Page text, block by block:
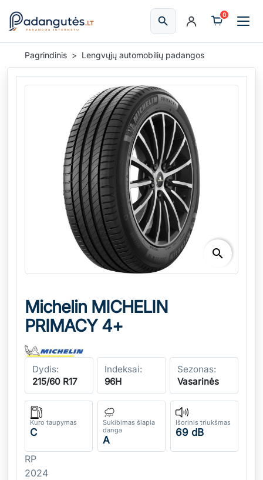
searchIeškoti
0
Pagrindinis Lengvųjų automobilių padangos
search
Michelin MICHELIN
PRIMACY 4+
Dydis:
215/60 R17
Indeksai:
96H
Sezonas:
Vasarinės
Kuro taupymas
C
Sukibimas šlapia
danga
A
Išorinis triukšmas
69 dB
RP
2024